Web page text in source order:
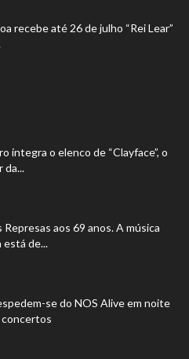
recebe até 26 de julho “Rei Lear”
integra o elenco de “Clayface”, o
da...
aos 69 anos. A música
de...
se do NOS Alive em noite